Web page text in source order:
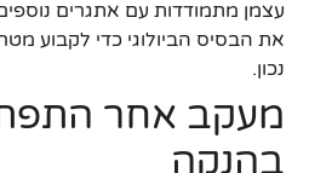
עצמן מתמודדות עם אתגרים
את הבסיס הביולוגי כדי לקבוע
נכון.
מעקב אחר
בהנקה